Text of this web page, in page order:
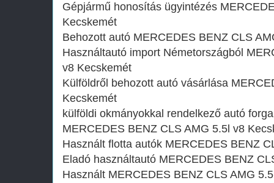
Gépjármű honosítás ügyintézés
Kecskemét
Behozott autó MERCEDES BENZ CLS
Használtautó import Németországból
v8 Kecskemét
Külföldről behozott autó vásárlása
Kecskemét
külföldi okmányokkal rendelkező autó
MERCEDES BENZ CLS AMG 5.5l v8
Használt flotta autók MERCEDES BENZ
Eladó használtautó MERCEDES BENZ
Használt MERCEDES BENZ CLS AMG